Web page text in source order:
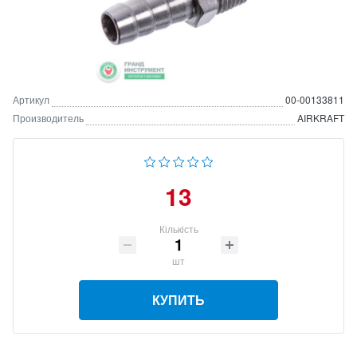
Артикул
00-00133811
Производитель
AIRKRAFT
13
Кількість
шт
КУПИТЬ